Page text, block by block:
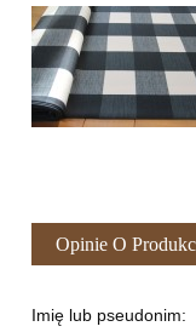
Opinie O
Imię lub pseudonim: